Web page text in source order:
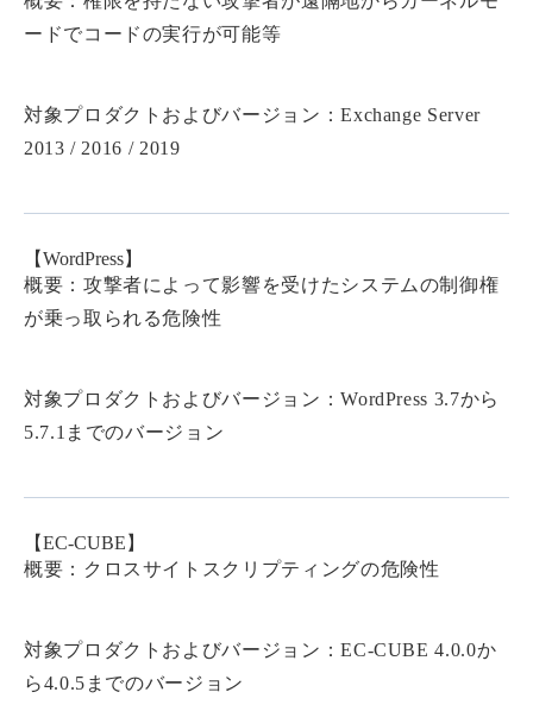
ードでコードの実行が可能等
対象プロダクトおよびバージョン：Exchange Server
2013 / 2016 / 2019
【WordPress】
概要：攻撃者によって影響を受けたシステムの制御権
が乗っ取られる危険性
対象プロダクトおよびバージョン：WordPress 3.7から
5.7.1までのバージョン
【EC-CUBE】
概要：クロスサイトスクリプティングの危険性
対象プロダクトおよびバージョン：EC-CUBE 4.0.0か
ら4.0.5までのバージョン